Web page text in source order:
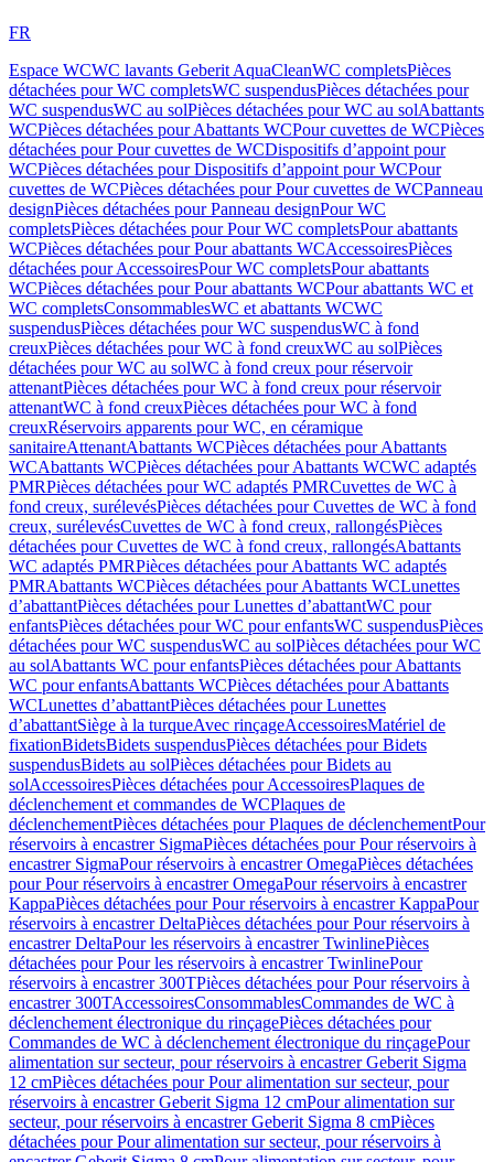
FR
Espace WCWC lavants Geberit AquaCleanWC completsPièces
détachées pour WC completsWC suspendusPièces détachées pour
WC suspendusWC au solPièces détachées pour WC au solAbattants
WCPièces détachées pour Abattants WCPour cuvettes de WCPièces
détachées pour Pour cuvettes de WCDispositifs d’appoint pour
WCPièces détachées pour Dispositifs d’appoint pour WCPour
cuvettes de WCPièces détachées pour Pour cuvettes de WCPanneau
designPièces détachées pour Panneau designPour WC
completsPièces détachées pour Pour WC completsPour abattants
WCPièces détachées pour Pour abattants WCAccessoiresPièces
détachées pour AccessoiresPour WC completsPour abattants
WCPièces détachées pour Pour abattants WCPour abattants WC et
WC completsConsommablesWC et abattants WCWC
suspendusPièces détachées pour WC suspendusWC à fond
creuxPièces détachées pour WC à fond creuxWC au solPièces
détachées pour WC au solWC à fond creux pour réservoir
attenantPièces détachées pour WC à fond creux pour réservoir
attenantWC à fond creuxPièces détachées pour WC à fond
creuxRéservoirs apparents pour WC, en céramique
sanitaireAttenantAbattants WCPièces détachées pour Abattants
WCAbattants WCPièces détachées pour Abattants WCWC adaptés
PMRPièces détachées pour WC adaptés PMRCuvettes de WC à
fond creux, surélevésPièces détachées pour Cuvettes de WC à fond
creux, surélevésCuvettes de WC à fond creux, rallongésPièces
détachées pour Cuvettes de WC à fond creux, rallongésAbattants
WC adaptés PMRPièces détachées pour Abattants WC adaptés
PMRAbattants WCPièces détachées pour Abattants WCLunettes
d’abattantPièces détachées pour Lunettes d’abattantWC pour
enfantsPièces détachées pour WC pour enfantsWC suspendusPièces
détachées pour WC suspendusWC au solPièces détachées pour WC
au solAbattants WC pour enfantsPièces détachées pour Abattants
WC pour enfantsAbattants WCPièces détachées pour Abattants
WCLunettes d’abattantPièces détachées pour Lunettes
d’abattantSiège à la turqueAvec rinçageAccessoiresMatériel de
fixationBidetsBidets suspendusPièces détachées pour Bidets
suspendusBidets au solPièces détachées pour Bidets au
solAccessoiresPièces détachées pour AccessoiresPlaques de
déclenchement et commandes de WCPlaques de
déclenchementPièces détachées pour Plaques de déclenchementPour
réservoirs à encastrer SigmaPièces détachées pour Pour réservoirs à
encastrer SigmaPour réservoirs à encastrer OmegaPièces détachées
pour Pour réservoirs à encastrer OmegaPour réservoirs à encastrer
KappaPièces détachées pour Pour réservoirs à encastrer KappaPour
réservoirs à encastrer DeltaPièces détachées pour Pour réservoirs à
encastrer DeltaPour les réservoirs à encastrer TwinlinePièces
détachées pour Pour les réservoirs à encastrer TwinlinePour
réservoirs à encastrer 300TPièces détachées pour Pour réservoirs à
encastrer 300TAccessoiresConsommablesCommandes de WC à
déclenchement électronique du rinçagePièces détachées pour
Commandes de WC à déclenchement électronique du rinçagePour
alimentation sur secteur, pour réservoirs à encastrer Geberit Sigma
12 cmPièces détachées pour Pour alimentation sur secteur, pour
réservoirs à encastrer Geberit Sigma 12 cmPour alimentation sur
secteur, pour réservoirs à encastrer Geberit Sigma 8 cmPièces
détachées pour Pour alimentation sur secteur, pour réservoirs à